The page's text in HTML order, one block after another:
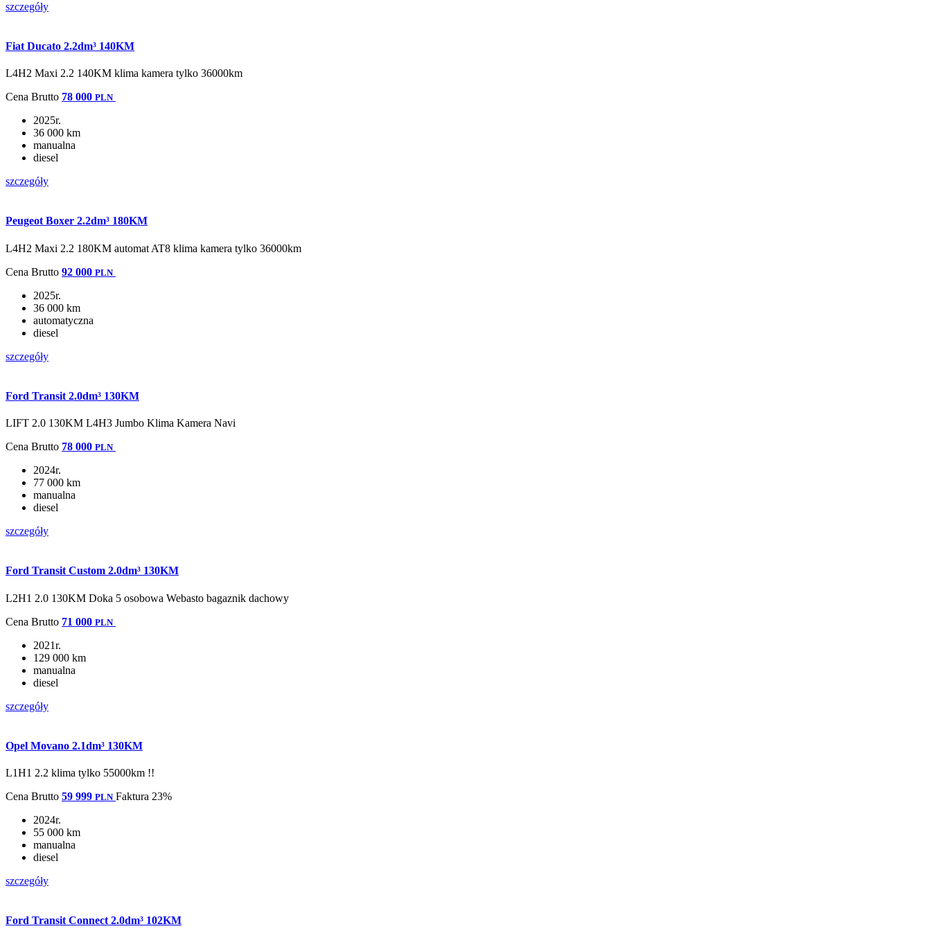
szczegóły
Fiat Ducato 2.2dm³ 140KM
L4H2 Maxi 2.2 140KM klima kamera tylko 36000km
Cena Brutto 78 000 PLN
2025r.
36 000 km
manualna
diesel
szczegóły
Peugeot Boxer 2.2dm³ 180KM
L4H2 Maxi 2.2 180KM automat AT8 klima kamera tylko 36000km
Cena Brutto 92 000 PLN
2025r.
36 000 km
automatyczna
diesel
szczegóły
Ford Transit 2.0dm³ 130KM
LIFT 2.0 130KM L4H3 Jumbo Klima Kamera Navi
Cena Brutto 78 000 PLN
2024r.
77 000 km
manualna
diesel
szczegóły
Ford Transit Custom 2.0dm³ 130KM
L2H1 2.0 130KM Doka 5 osobowa Webasto bagaznik dachowy
Cena Brutto 71 000 PLN
2021r.
129 000 km
manualna
diesel
szczegóły
Opel Movano 2.1dm³ 130KM
L1H1 2.2 klima tylko 55000km !!
Cena Brutto 59 999 PLN Faktura 23%
2024r.
55 000 km
manualna
diesel
szczegóły
Ford Transit Connect 2.0dm³ 102KM